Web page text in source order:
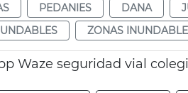
PEDANIES DANA
ZONAS
Waze seguridad vial